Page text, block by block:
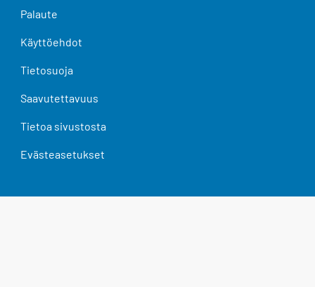
Palaute
Käyttöehdot
Tietosuoja
Saavutettavuus
Tietoa sivustosta
Evästeasetukset